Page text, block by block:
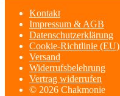
Kontakt
Impressum & AGB
Datenschutzerklärung
Cookie-Richtlinie (EU)
Versand
Widerrufsbelehrung
Vertrag widerrufen
© 2026 Chakmonie